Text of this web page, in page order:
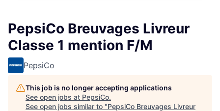
PepsiCo Breuvages Livreur
Classe 1 mention F/M
PepsiCo
This job is no longer accepting applications
See open jobs at PepsiCo.
See open jobs similar to "PepsiCo Breuvages Livreur